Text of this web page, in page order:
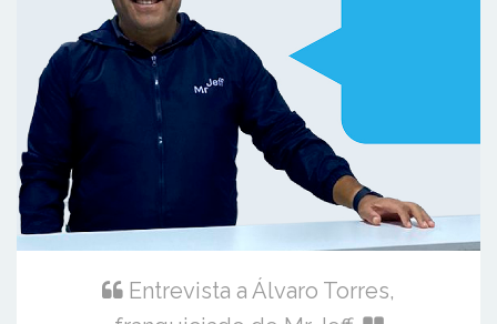
Entrevista a Álvaro Torres,